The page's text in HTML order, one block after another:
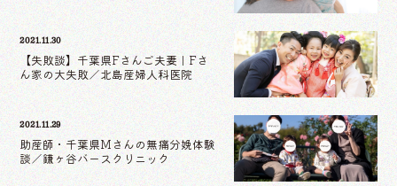
2021.11.30
【失敗談】千葉県Fさんご夫妻｜Fさ
ん家の大失敗／北島産婦人科医院
2021.11.29
助産師・千葉県Mさんの無痛分娩体験
談／鎌ヶ谷バースクリニック